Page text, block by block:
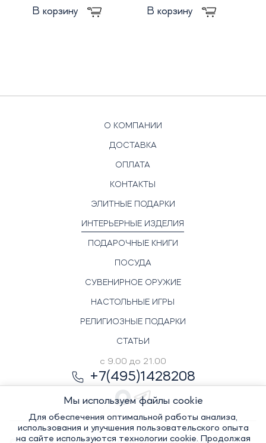
В корзину В корзину
О КОМПАНИИ
ДОСТАВКА
ОПЛАТА
КОНТАКТЫ
ЭЛИТНЫЕ ПОДАРКИ
ИНТЕРЬЕРНЫЕ ИЗДЕЛИЯ
ПОДАРОЧНЫЕ КНИГИ
ПОСУДА
СУВЕНИРНОЕ ОРУЖИЕ
НАСТОЛЬНЫЕ ИГРЫ
РЕЛИГИОЗНЫЕ ПОДАРКИ
СТАТЬИ
с 9.00 до 21.00
+7(495)1428208
Мы используем файлы cookie
Для обеспечения оптимальной работы анализа,
использования и улучшения пользовательского опыта
на сайте используются технологии cookie. Продолжая